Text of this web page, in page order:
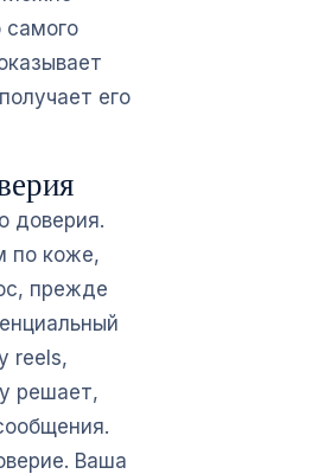
самого
его
доверия.
по коже,
прежде
reels,
решает,
Ваша